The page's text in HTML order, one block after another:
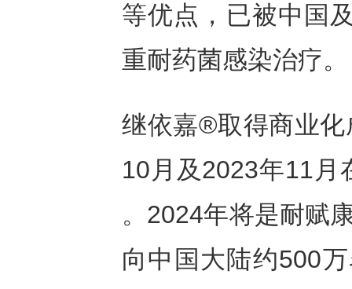
等优点，已被中国
重耐药菌感染治疗。
继依嘉®取得商业
10月及2023年11月
。2024年将是耐赋
向中国大陆约500